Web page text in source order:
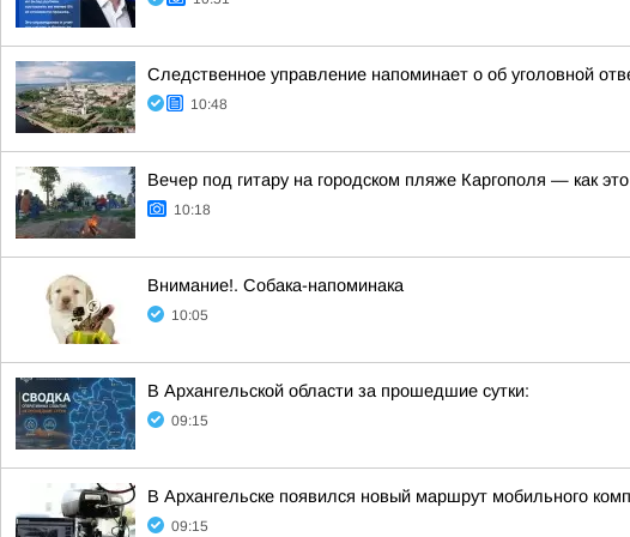
Следственное управление напоминает о об уголовной
10:48
Вечер под гитару на городском пляже Каргополя — как
10:18
Внимание!. Собака-напоминака
10:05
В Архангельской области за прошедшие сутки:
09:15
В Архангельске появился новый маршрут мобильного
09:15